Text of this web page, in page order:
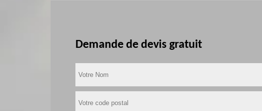
Demande de devis gratuit